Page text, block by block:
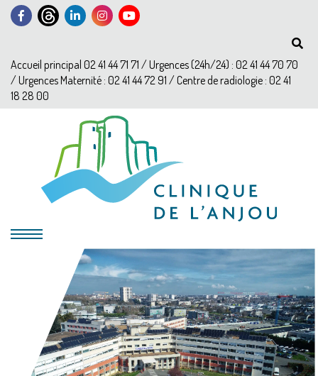
Accueil principal 02 41 44 71 71 / Urgences (24h/24) : 02 41 44 70 70
/ Urgences Maternité : 02 41 44 72 91 / Centre de radiologie : 02 41
18 28 00